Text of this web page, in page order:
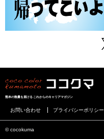
熊本の熱量を届けるこれからのキャリアマガジン
お問い合わせ プライバシーポリシー
©︎ cocokuma